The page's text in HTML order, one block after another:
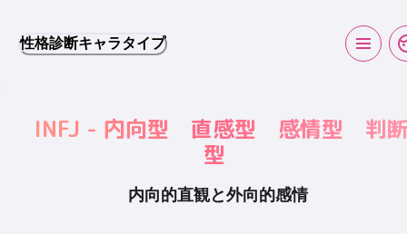
性格診断キャラタイプ
INFJ - 内向型 直感型 感情型 判
型
内向的直観と外向的感情